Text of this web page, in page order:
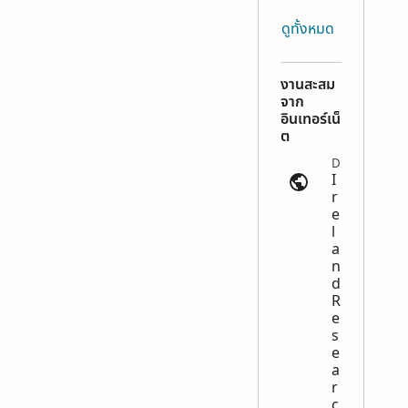
ดูทั้งหมด
งานสะสม
จาก
อินเทอร์เน็
ต
I
r
e
l
a
n
d
R
e
s
e
a
r